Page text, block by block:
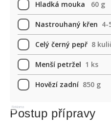
Hladká mouka 60 g
Nastrouhaný křen 4-
Celý černý pepř 8
Menší petržel 1 ks
Hovězí zadní 850 g
Reklama
Postup přípravy